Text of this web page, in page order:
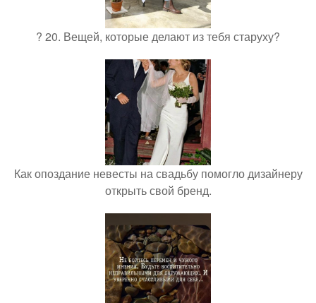
? 20. Вещей, которые делают из тебя старуху?
Как опоздание невесты на свадьбу помогло дизайнеру
открыть свой бренд.